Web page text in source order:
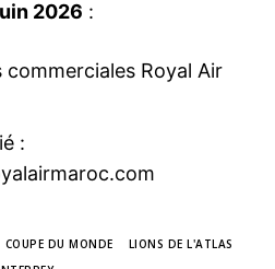
2026 :
commerciales Royal Air
:
COUPE DU MONDE
LIONS DE L'ATLAS